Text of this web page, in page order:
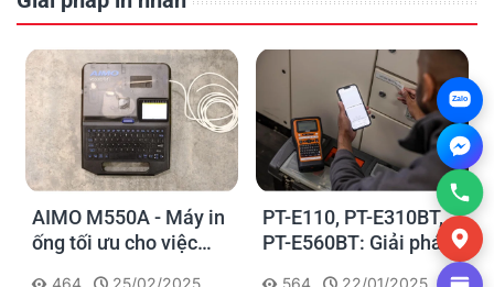
AIMO M550A - Máy in
ống tối ưu cho việc
464
25/02/2025
PT-E110, PT-E310BT,
PT-E560BT: Giải pháp
in nhãn cầm tay công
564
22/01/2025
Zalo